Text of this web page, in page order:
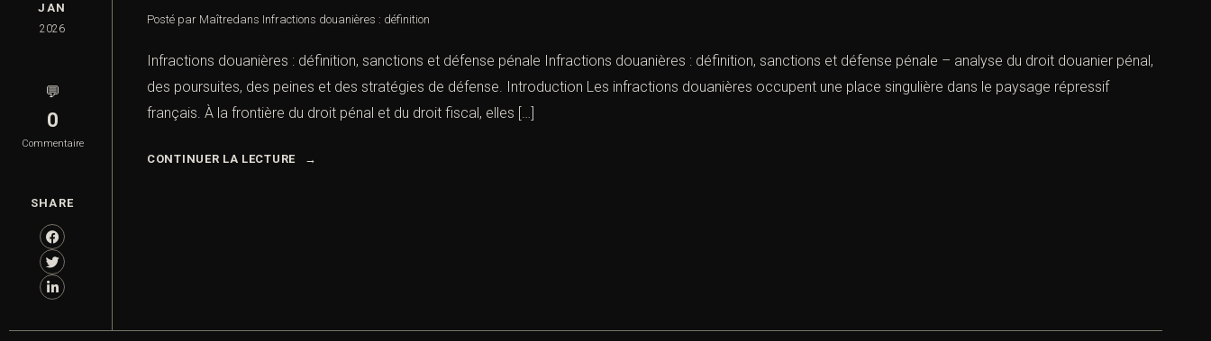
JAN
2026
💬
0
Commentaire
SHARE
Posté par Maîtredans Infractions douanières : définition
Infractions douanières : définition, sanctions et défense pénale Infractions douanières : définition, sanctions et défense pénale – analyse du droit douanier pénal,
des poursuites, des peines et des stratégies de défense. Introduction Les infractions douanières occupent une place singulière dans le paysage répressif
français. À la frontière du droit pénal et du droit fiscal, elles […]
CONTINUER LA LECTURE